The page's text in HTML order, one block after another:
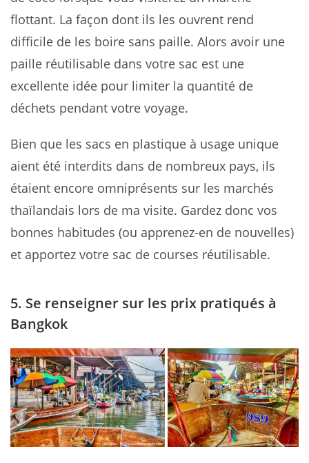
flottant. La façon dont ils les ouvrent rend
difficile de les boire sans paille. Alors avoir une
paille réutilisable dans votre sac est une
excellente idée pour limiter la quantité de
déchets pendant votre voyage.
Bien que les sacs en plastique à usage unique
aient été interdits dans de nombreux pays, ils
étaient encore omniprésents sur les marchés
thaïlandais lors de ma visite. Gardez donc vos
bonnes habitudes (ou apprenez-en de nouvelles)
et apportez votre sac de courses réutilisable.
5. Se renseigner sur les prix pratiqués à
Bangkok